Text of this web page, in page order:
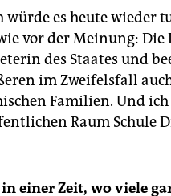
würde es heute wieder
vor der Meinung: Die
des Staates und
im Zweifelsfall
Familien. Und ich
Raum Schule
einer Zeit, wo viele